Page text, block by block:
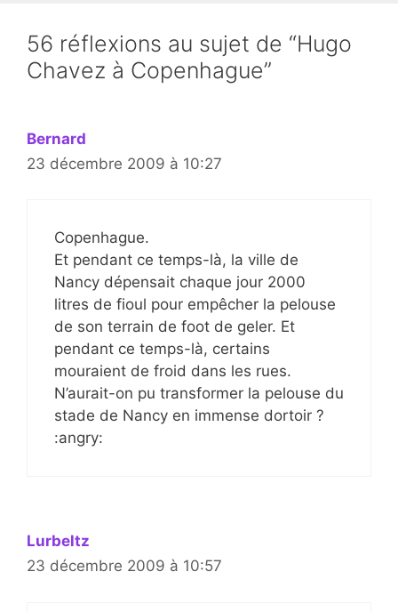
56 réflexions au sujet de “Hugo
Chavez à Copenhague”
Bernard
23 décembre 2009 à 10:27
Copenhague.
Et pendant ce temps-là, la ville de
Nancy dépensait chaque jour 2000
litres de fioul pour empêcher la pelouse
de son terrain de foot de geler. Et
pendant ce temps-là, certains
mouraient de froid dans les rues.
N’aurait-on pu transformer la pelouse du
stade de Nancy en immense dortoir ?
:angry:
Lurbeltz
23 décembre 2009 à 10:57